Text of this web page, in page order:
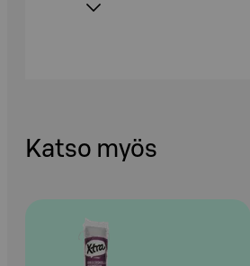
Katso myös